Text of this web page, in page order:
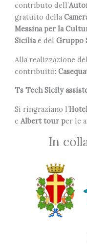
contributo dell’
gratuito della
Messina per la
Siciliae del Gruppo
Alla realizzazione
contribuito:
Ts Tech Sicily
Si ringraziano l’
e Albert tour per le
In